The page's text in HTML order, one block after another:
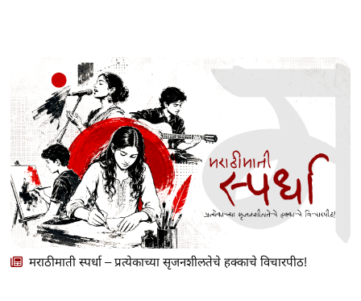
मराठीमाती स्पर्धा – प्रत्येकाच्या सृजनशीलतेचे हक्काचे विचारपीठ!